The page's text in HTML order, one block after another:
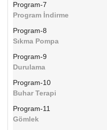
Program-7
Program İndirme
Program-8
Sıkma Pompa
Program-9
Durulama
Program-10
Buhar Terapi
Program-11
Gömlek